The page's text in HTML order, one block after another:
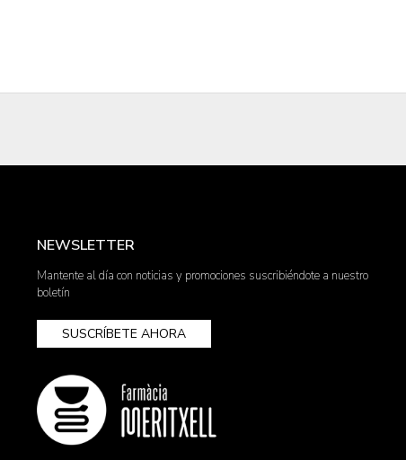
NEWSLETTER
Mantente al día con noticias y promociones suscribiéndote a nuestro
boletín
SUSCRÍBETE AHORA